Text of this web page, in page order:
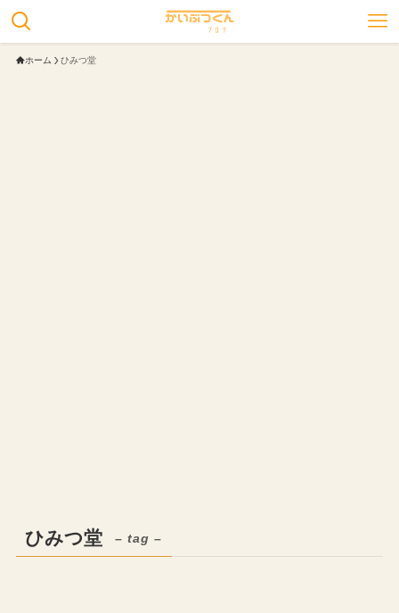
ホーム ひみつ堂
ひみつ堂 – tag –